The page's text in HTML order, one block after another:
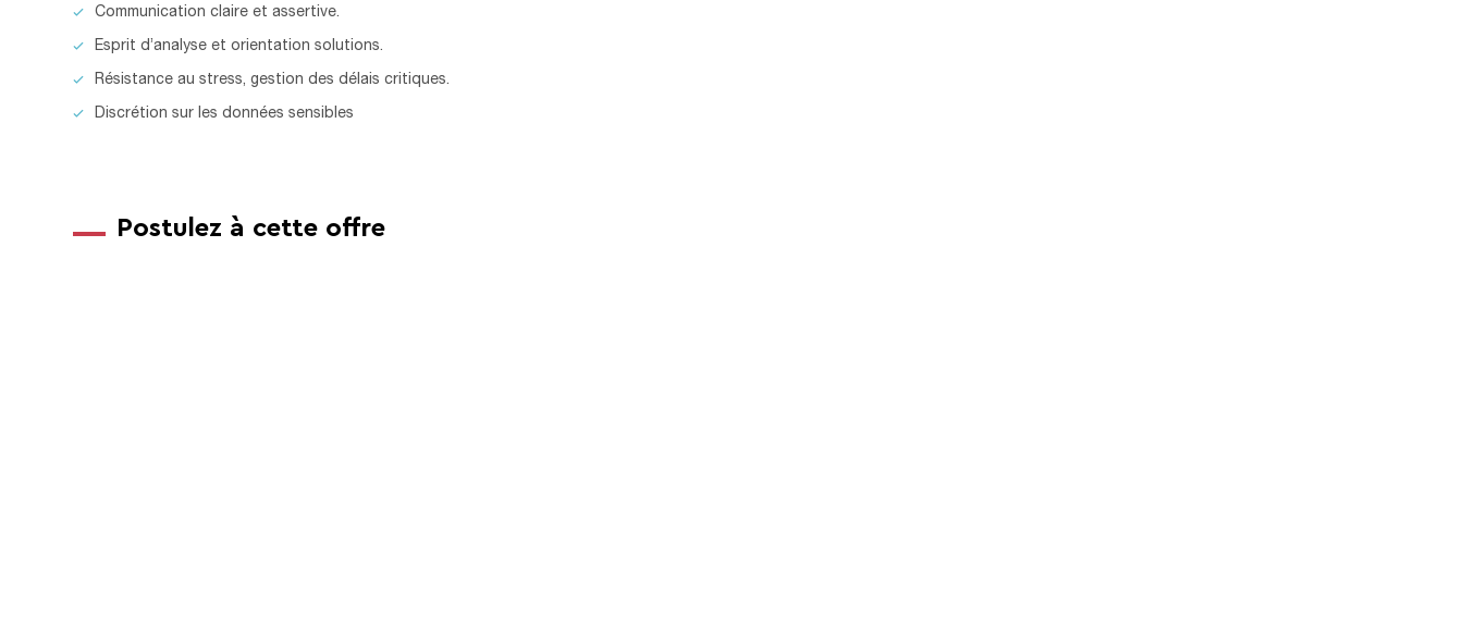
Communication claire et assertive.
Esprit d’analyse et orientation solutions.
Résistance au stress, gestion des délais critiques.
Discrétion sur les données sensibles
Postulez à cette offre